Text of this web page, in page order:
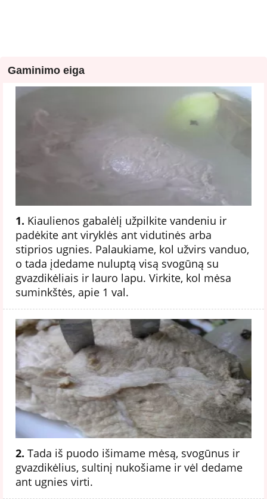
Gaminimo eiga
1. Kiaulienos gabalėlį užpilkite vandeniu ir
padėkite ant viryklės ant vidutinės arba
stiprios ugnies. Palaukiame, kol užvirs vanduo,
o tada įdedame nuluptą visą svogūną su
gvazdikėliais ir lauro lapu. Virkite, kol mėsa
suminkštės, apie 1 val.
2. Tada iš puodo išimame mėsą, svogūnus ir
gvazdikėlius, sultinį nukošiame ir vėl dedame
ant ugnies virti.